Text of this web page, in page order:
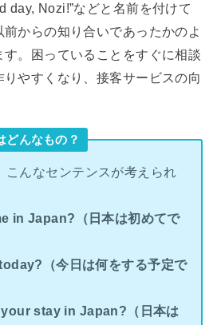
day, Nozi!”などと名前を付けて
からの知り合いであったかのよ
す。困っていることをすぐに相談
やすくなり、接客サービスの向
どんなもの？
こんなセンテンスが考えられ
in Japan?（日本は初めてで
（今日は何をする予定で
stay in Japan?（日本は